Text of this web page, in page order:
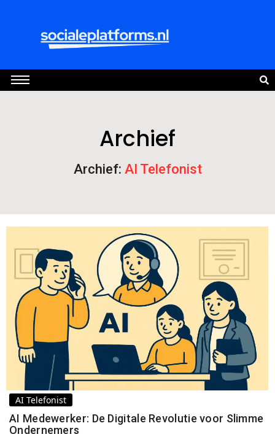
Archief
Archief: AI Telefonist
AI Telefonist
AI Medewerker: De Digitale Revolutie voor Slimme
Ondernemers